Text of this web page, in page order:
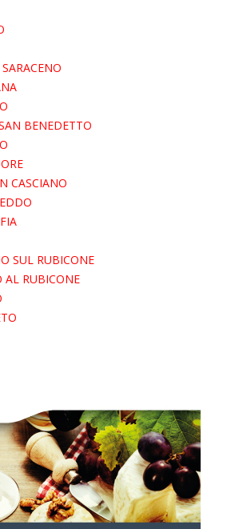
BENEDETTO
CASCIANO
SUL RUBICONE
AL RUBICONE